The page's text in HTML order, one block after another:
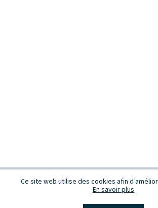
Ce site web utilise des cookies afin
En savoir plus